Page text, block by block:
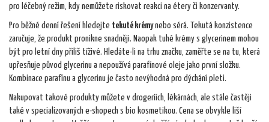
pro léčebný režim, kdy nemůžete riskovat reakci na étery či konzervanty.
Pro běžné denní řešení hledejte tekuté krémynebo sérá. Tekutá konzistence
zaručuje, že produkt pronikne snadněji. Naopak tuhé krémy s glycerinem mohou
být pro letní dny příliš tíživé. Hledáte-li na trhu značku, zaměřte se na tu, která
upřesňuje původ glycerinu a nepoužívá parafínové oleje jako první složku.
Kombinace parafínu a glycerinu je často nevýhodná pro dýchání pleti.
Nakupovat takové produkty můžete v drogeriích, lékárnách, ale stále častěji
také v specializovaných e-shopech s bio kosmetikou. Cena se obvykle liší